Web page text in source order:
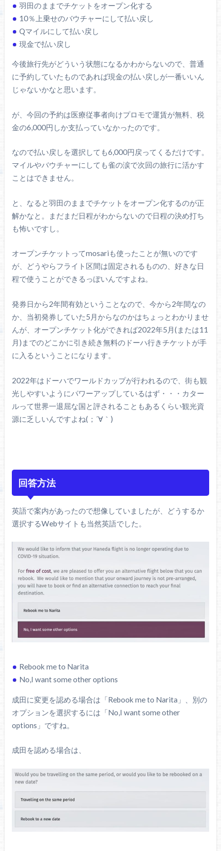
羽田のままでチケットをオープン化する
10％上乗せのバウチャーにして払い戻し
Qマイルにして払い戻し
現金で払い戻し
今後旅行先がどういう状態になるかわからないので、普通
に予約していたものであれば現金の払い戻しが一番いいん
じゃないかなと思います。
が、今回の予約は医療従事者向けプロモで運賃が無料、税
金の6,000円しか支払っていなかったのです。
なので払い戻しを選択しても6,000円戻ってくるだけです。
マイルやバウチャーにしても雀の涙で次回の旅行に活かす
ことはできません。
と、なると羽田のままでチケットをオープン化するのが正
解かなと。まだまだ日程がわからないので日程の決め打ち
も怖いですし。
オープンチケットってmosariも使ったことが無いのです
が、どうやらフライト区間は固定されるものの、好きな日
程で使うことができるっぽいんですよね。
発券日から2年間有効ということなので、今から2年間なの
か、当初発券していた5月からなのかはちょっとわかりませ
んが、オープンチケット化ができれば2022年5月(または11
月)までのどこかに引き続き無料のドーハ行きチケットが手
に入るということになります。
2022年はドーハでワールドカップが行われるので、街も観
光しやすいようにパワーアップしているはず・・・カター
ルって世界一退屈な国と評されることもあるくらい観光資
源に乏しいんですよね(；´∀｀)
回答方法
英語で案内があったので想像していましたが、どうするか
選択するWebサイトも当然英語でした。
Rebook me to Narita
No,I want some other options
成田に変更を認める場合は「Rebook me to Narita」、別の
オプションを選択するには「No,I want some other
options」ですね。
成田を認める場合は、